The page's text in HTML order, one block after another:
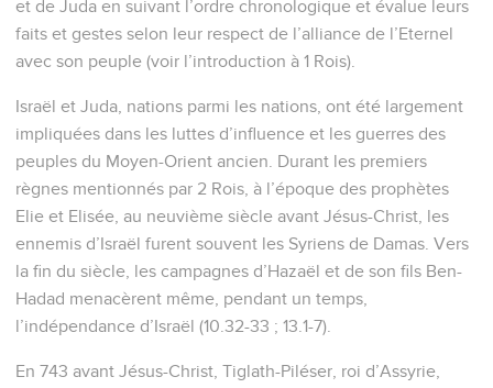
et de Juda en suivant l’ordre chronologique et évalue leurs
faits et gestes selon leur respect de l’alliance de l’Eternel
avec son peuple (voir l’introduction à 1 Rois).
Israël et Juda, nations parmi les nations, ont été largement
impliquées dans les luttes d’influence et les guerres des
peuples du Moyen-Orient ancien. Durant les premiers
règnes mentionnés par 2 Rois, à l’époque des prophètes
Elie et Elisée, au neuvième siècle avant Jésus-Christ, les
ennemis d’Israël furent souvent les Syriens de Damas. Vers
la fin du siècle, les campagnes d’Hazaël et de son fils Ben-
Hadad menacèrent même, pendant un temps,
l’indépendance d’Israël (10.32-33 ; 13.1-7).
En 743 avant Jésus-Christ, Tiglath-Piléser, roi d’Assyrie,